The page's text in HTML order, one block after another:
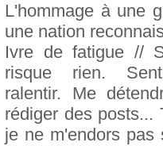
L'hommage à une
une nation
Ivre de fatigue //
risque rien.
ralentir. Me
rédiger des posts...
je ne m'endors pas